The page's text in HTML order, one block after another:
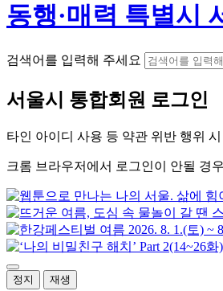
동행·매력 특별시
검색어를 입력해 주세요
서울시 통합회원 로그인
타인 아이디 사용 등 약관 위반 행위 시
크롬 브라우저에서 로그인이 안될 경우
정지 재생